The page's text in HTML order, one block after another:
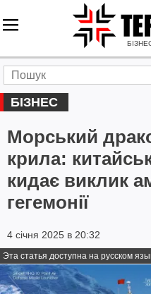
БІЗНЕС
Морський
крила:
кидає виклик
гегемонії
4 січня 2025 в 20:32
Эта статья доступна на русском